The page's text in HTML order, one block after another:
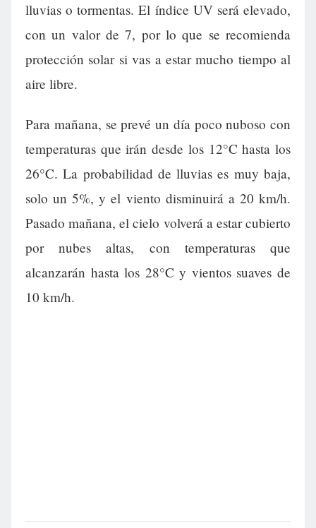
lluvias o tormentas. El índice UV será elevado,
con un valor de 7, por lo que se recomienda
protección solar si vas a estar mucho tiempo al
aire libre.
Para mañana, se prevé un día poco nuboso con
temperaturas que irán desde los 12°C hasta los
26°C. La probabilidad de lluvias es muy baja,
solo un 5%, y el viento disminuirá a 20 km/h.
Pasado mañana, el cielo volverá a estar cubierto
por nubes altas, con temperaturas que
alcanzarán hasta los 28°C y vientos suaves de
10 km/h.